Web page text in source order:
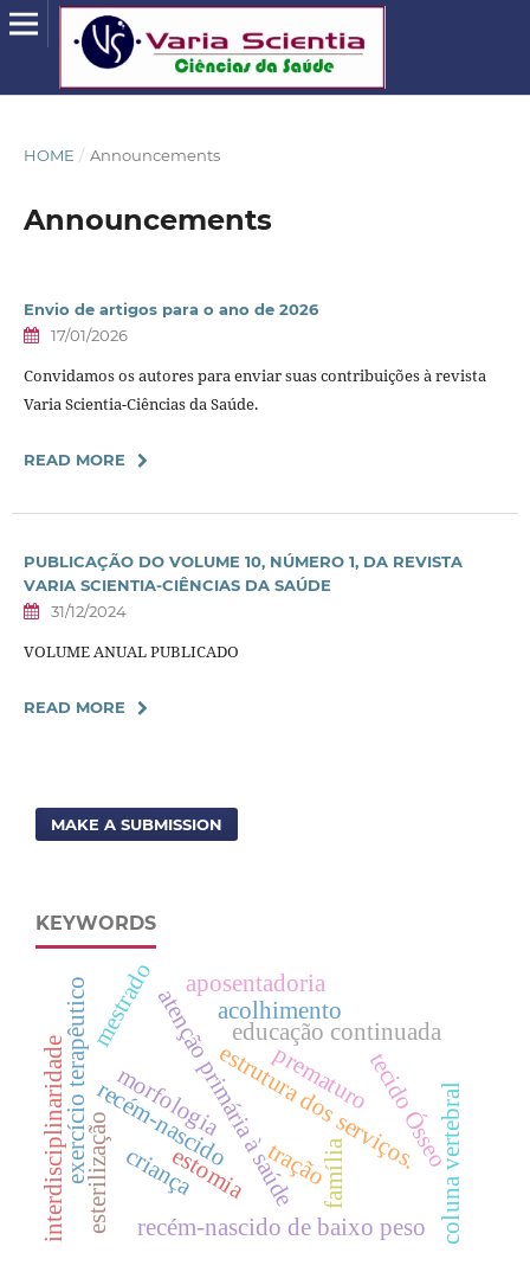
HOME / Announcements
Announcements
Envio de artigos para o ano de 2026
17/01/2026
Convidamos os autores para enviar suas contribuições à revista
Varia Scientia-Ciências da Saúde.
READ MORE
PUBLICAÇÃO DO VOLUME 10, NÚMERO 1, DA REVISTA
VARIA SCIENTIA-CIÊNCIAS DA SAÚDE
31/12/2024
VOLUME ANUAL PUBLICADO
READ MORE
MAKE A SUBMISSION
KEYWORDS
atenção primária à saúde
criança estrutura dos serviços.
recém-nascido
educação continuada
recém-nascido de baixo peso
família
prematuro
tração coluna vertebral
acolhimento
tecido Ósseo
morfologia
exercício terapêutico estomia
esterilização
mestrado
interdisciplinaridade
aposentadoria